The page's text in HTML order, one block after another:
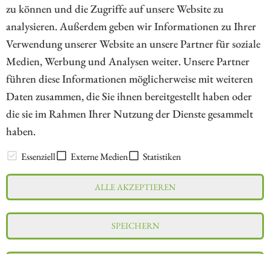
zu können und die Zugriffe auf unsere Website zu
analysieren. Außerdem geben wir Informationen zu Ihrer
Verwendung unserer Website an unsere Partner für soziale
Medien, Werbung und Analysen weiter. Unsere Partner
führen diese Informationen möglicherweise mit weiteren
Daten zusammen, die Sie ihnen bereitgestellt haben oder
die sie im Rahmen Ihrer Nutzung der Dienste gesammelt
haben.
Essenziell Externe Medien Statistiken
ALLE AKZEPTIEREN
SPEICHERN
1
// kapitalerhoehungen.de - © 2026 - Die Informationsplattform für
Investoren und Unternehmen rund um Kapitalerhöhung, Kapitalmarkt
und Unternehmensfinanzierung
LEXIKON
Impressum
Datenschutz
Interessenskonflikt & Risikohinweis
Nutzungsbedingungen